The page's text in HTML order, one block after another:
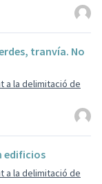
tranvía. No
a la delimitació de
edificios
a la delimitació de